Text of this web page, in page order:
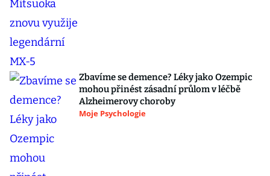
Zbavíme se demence? Léky jako Ozempic
mohou přinést zásadní průlom v léčbě
Alzheimerovy choroby
Moje Psychologie